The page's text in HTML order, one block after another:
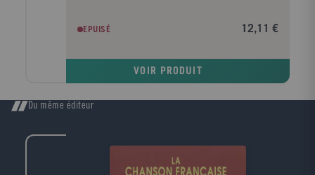
EPUISÉ 12,11 €
VOIR PRODUIT
Du même éditeur